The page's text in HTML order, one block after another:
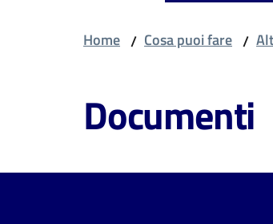
Home / Cosa puoi fare /
Documenti